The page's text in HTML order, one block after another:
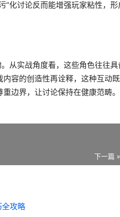
”化讨论反而能增强玩家粘性，形
从实战角度看，这些角色往往具
容的创造性再诠释，这种互动
边界，让讨论保持在健康范畴。
下一篇 »
攻略